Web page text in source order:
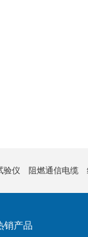
验仪 阻燃通信电缆
销产品